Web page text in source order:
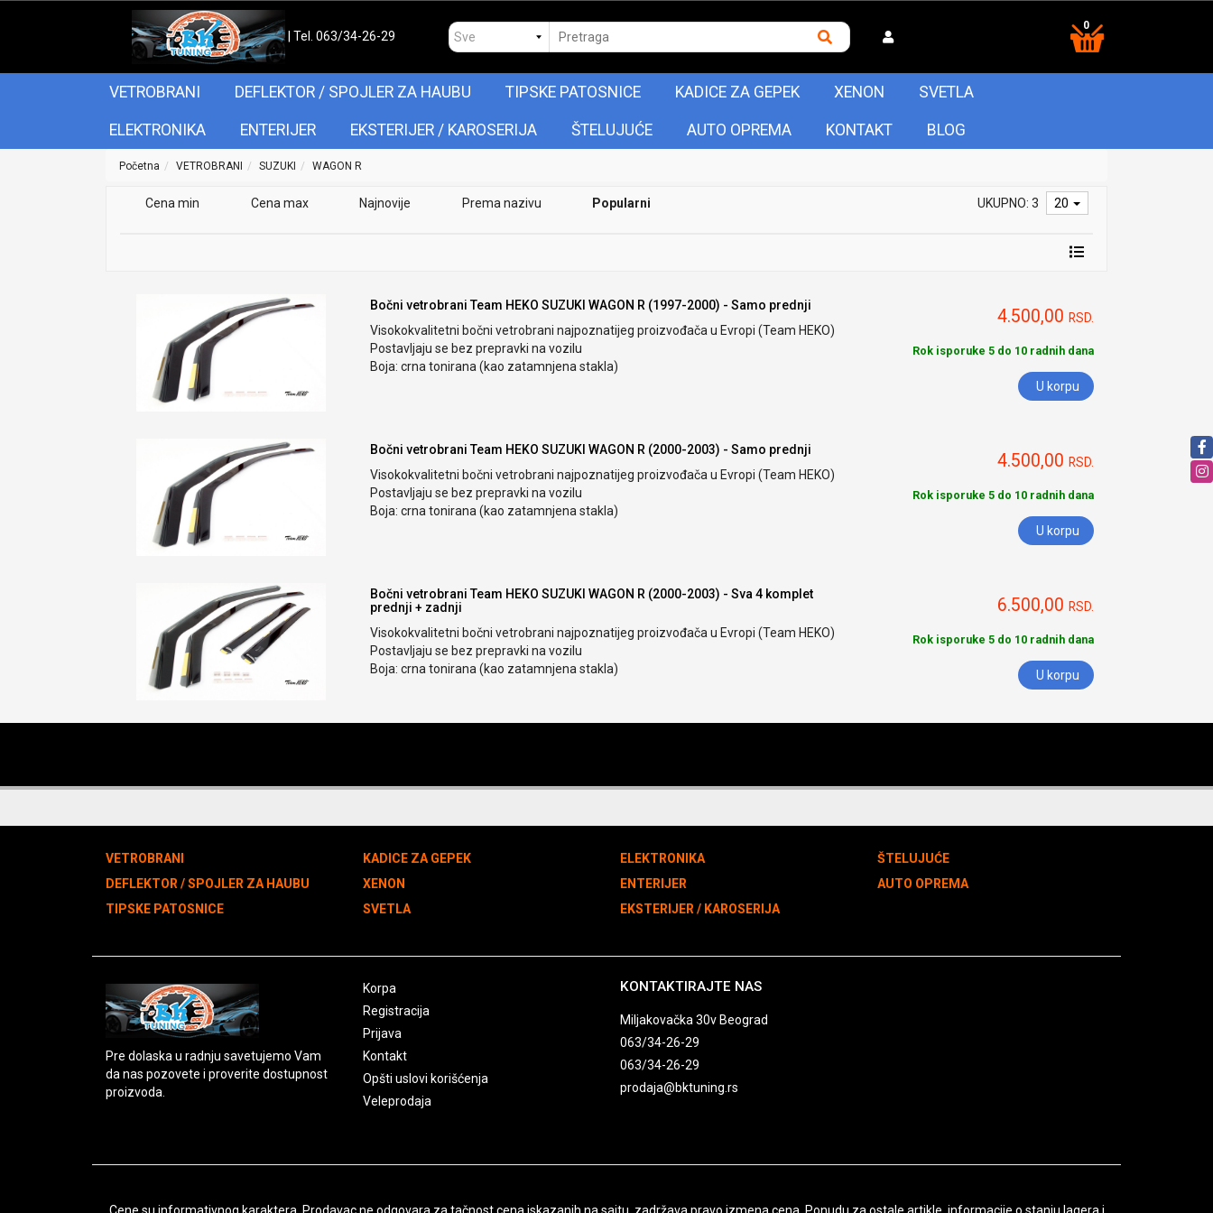
| Tel. 063/34-26-29
0
VETROBRANI DEFLEKTOR / SPOJLER ZA HAUBU TIPSKE PATOSNICE KADICE ZA GEPEK XENON SVETLA
ELEKTRONIKA ENTERIJER EKSTERIJER / KAROSERIJA ŠTELUJUĆE AUTO OPREMA KONTAKT BLOG
Početna VETROBRANI SUZUKI WAGON R
Cena min Cena max Najnovije Prema nazivu Popularni UKUPNO: 3 20
Bočni vetrobrani Team HEKO SUZUKI WAGON R (1997-2000) - Samo prednji
Visokokvalitetni bočni vetrobrani najpoznatijeg proizvođača u Evropi (Team HEKO)
Postavljaju se bez prepravki na vozilu
Boja: crna tonirana (kao zatamnjena stakla)
4.500,00 RSD.
Rok isporuke 5 do 10 radnih dana
U korpu
Bočni vetrobrani Team HEKO SUZUKI WAGON R (2000-2003) - Samo prednji
Visokokvalitetni bočni vetrobrani najpoznatijeg proizvođača u Evropi (Team HEKO)
Postavljaju se bez prepravki na vozilu
Boja: crna tonirana (kao zatamnjena stakla)
4.500,00 RSD.
Rok isporuke 5 do 10 radnih dana
U korpu
Bočni vetrobrani Team HEKO SUZUKI WAGON R (2000-2003) - Sva 4 komplet
prednji + zadnji
Visokokvalitetni bočni vetrobrani najpoznatijeg proizvođača u Evropi (Team HEKO)
Postavljaju se bez prepravki na vozilu
Boja: crna tonirana (kao zatamnjena stakla)
6.500,00 RSD.
Rok isporuke 5 do 10 radnih dana
U korpu
VETROBRANI
DEFLEKTOR / SPOJLER ZA HAUBU
TIPSKE PATOSNICE
KADICE ZA GEPEK
XENON
SVETLA
ELEKTRONIKA
ENTERIJER
EKSTERIJER / KAROSERIJA
ŠTELUJUĆE
AUTO OPREMA
Pre dolaska u radnju savetujemo Vam
da nas pozovete i proverite dostupnost
proizvoda.
Korpa
Registracija
Prijava
Kontakt
Opšti uslovi korišćenja
Veleprodaja
KONTAKTIRAJTE NAS
Miljakovačka 30v Beograd
063/34-26-29
063/34-26-29
prodaja@bktuning.rs